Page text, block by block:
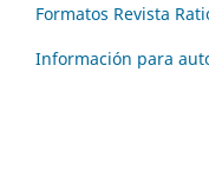
Formatos Revista
Información para